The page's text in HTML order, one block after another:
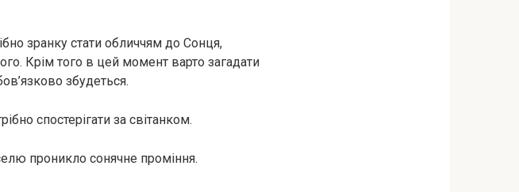
зранку стати обличчям до Сонця,
Крім того в цей момент варто загадати
збудеться.
спостерігати за світанком.
проникло сонячне проміння.